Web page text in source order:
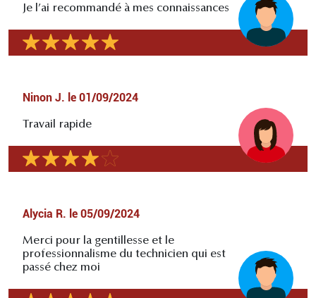
Je l’ai recommandé à mes connaissances
Ninon J. le 01/09/2024
Travail rapide
Alycia R. le 05/09/2024
Merci pour la gentillesse et le
professionnalisme du technicien qui est
passé chez moi